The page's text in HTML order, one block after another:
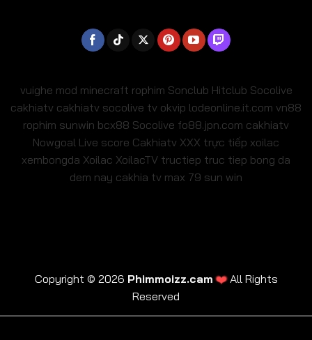
vuighe mod minecraft rophim Sonclub Hitclub Socolive
cakhiatv cakhiatv socolive tv okvip lodeonline.it.com vn88
rophim sunwin bcx88 Socolive fo88.jpn.com cakhiatv
Nowgoal Live score Cakhiatv XXX trực tiếp xoilac
xembongda Xoilac XoilacTV tructiep truc tiep bong da
dem nay cakhia tv max 79 sun win
Copyright © 2026 Phimmoizz.cam ❤️All Rights
Reserved